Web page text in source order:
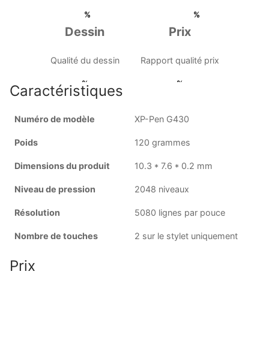
Dessin
Qualité du dessin
Prix
Rapport qualité prix
Caractéristiques
Numéro de modèle XP-Pen G430
Poids 120 grammes
Dimensions du produit 10.3 * 7.6 * 0.2 mm
Niveau de pression 2048 niveaux
Résolution 5080 lignes par pouce
Nombre de touches 2 sur le stylet uniquement
Prix